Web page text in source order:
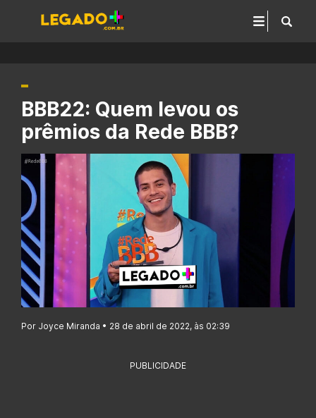
BBB22: Quem levou os
prêmios da Rede BBB?
Por Joyce Miranda • 28 de abril de 2022, às 02:39
PUBLICIDADE